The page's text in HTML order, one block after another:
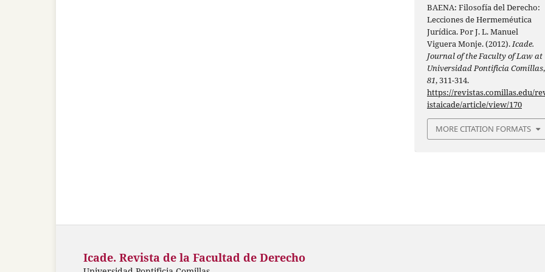
BAENA: Filosofía del Derecho:
Lecciones de Hermeméutica
Jurídica. Por J. L. Manuel
Viguera Monje. (2012).Icade.
Journal of the Faculty of Law at
Universidad Pontificia Comillas,
81, 311-314.
https://revistas.comillas.edu/
istaicade/article/view/170
MORE CITATION FORMATS
Icade. Revista de la Facultad de Derecho